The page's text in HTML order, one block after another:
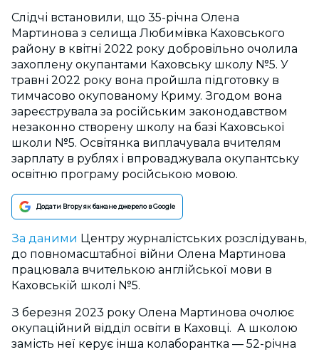
Слідчі встановили, що 35-річна Олена
Мартинова з селища Любимівка Каховського
району в квітні 2022 року добровільно очолила
захоплену окупантами Каховську школу №5. У
травні 2022 року вона пройшла підготовку в
тимчасово окупованому Криму. Згодом вона
зареєструвала за російським законодавством
незаконно створену школу на базі Каховської
школи №5. Освітянка виплачувала вчителям
зарплату в рублях і впроваджувала окупантську
освітню програму російською мовою.
Додати Вгору як бажане джерело в Google
За даними Центру журналістських розслідувань,
до повномасштабної війни Олена Мартинова
працювала вчителькою англійської мови в
Каховській школі №5.
З березня 2023 року Олена Мартинова очолює
окупаційний відділ освіти в Каховці. А школою
замість неї керує інша колаборантка — 52-річна